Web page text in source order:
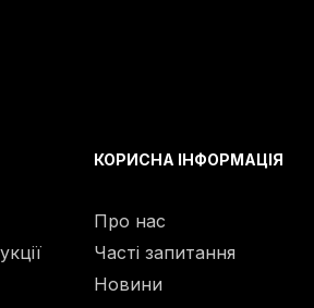
КОРИСНА ІНФОРМАЦІЯ
Про нас
Часті запитання
Новини